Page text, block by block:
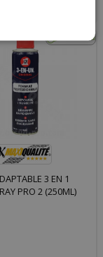
actuellement
3 EN 1
PRO 2 (250ML)